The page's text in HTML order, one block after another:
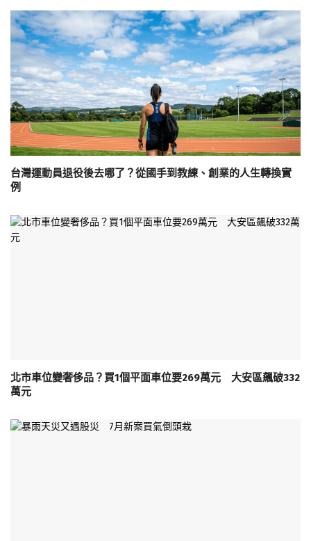
台灣運動員退役後去哪了？從國手到教練、創業的人生轉換實
例
北市車位變奢侈品？買1個平面車位要269萬元 大安區飆破332
萬元